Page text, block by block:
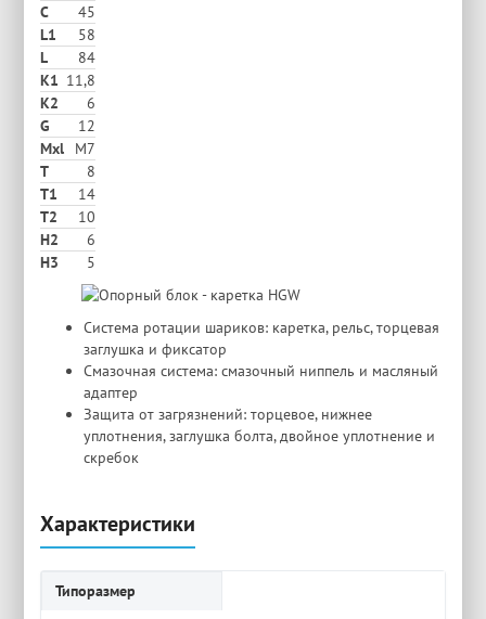
C
45
L1
58
L
84
K1 11,8
K2
6
G
12
Mxl
M7
T
8
T1
14
T2
10
H2
6
Н3
5
Система ротации шариков: каретка, рельс, торцевая
заглушка и фиксатор
Смазочная система: смазочный ниппель и масляный
адаптер
Защита от загрязнений: торцевое, нижнее
уплотнения, заглушка болта, двойное уплотнение и
скребок
Характеристики
Типоразмер